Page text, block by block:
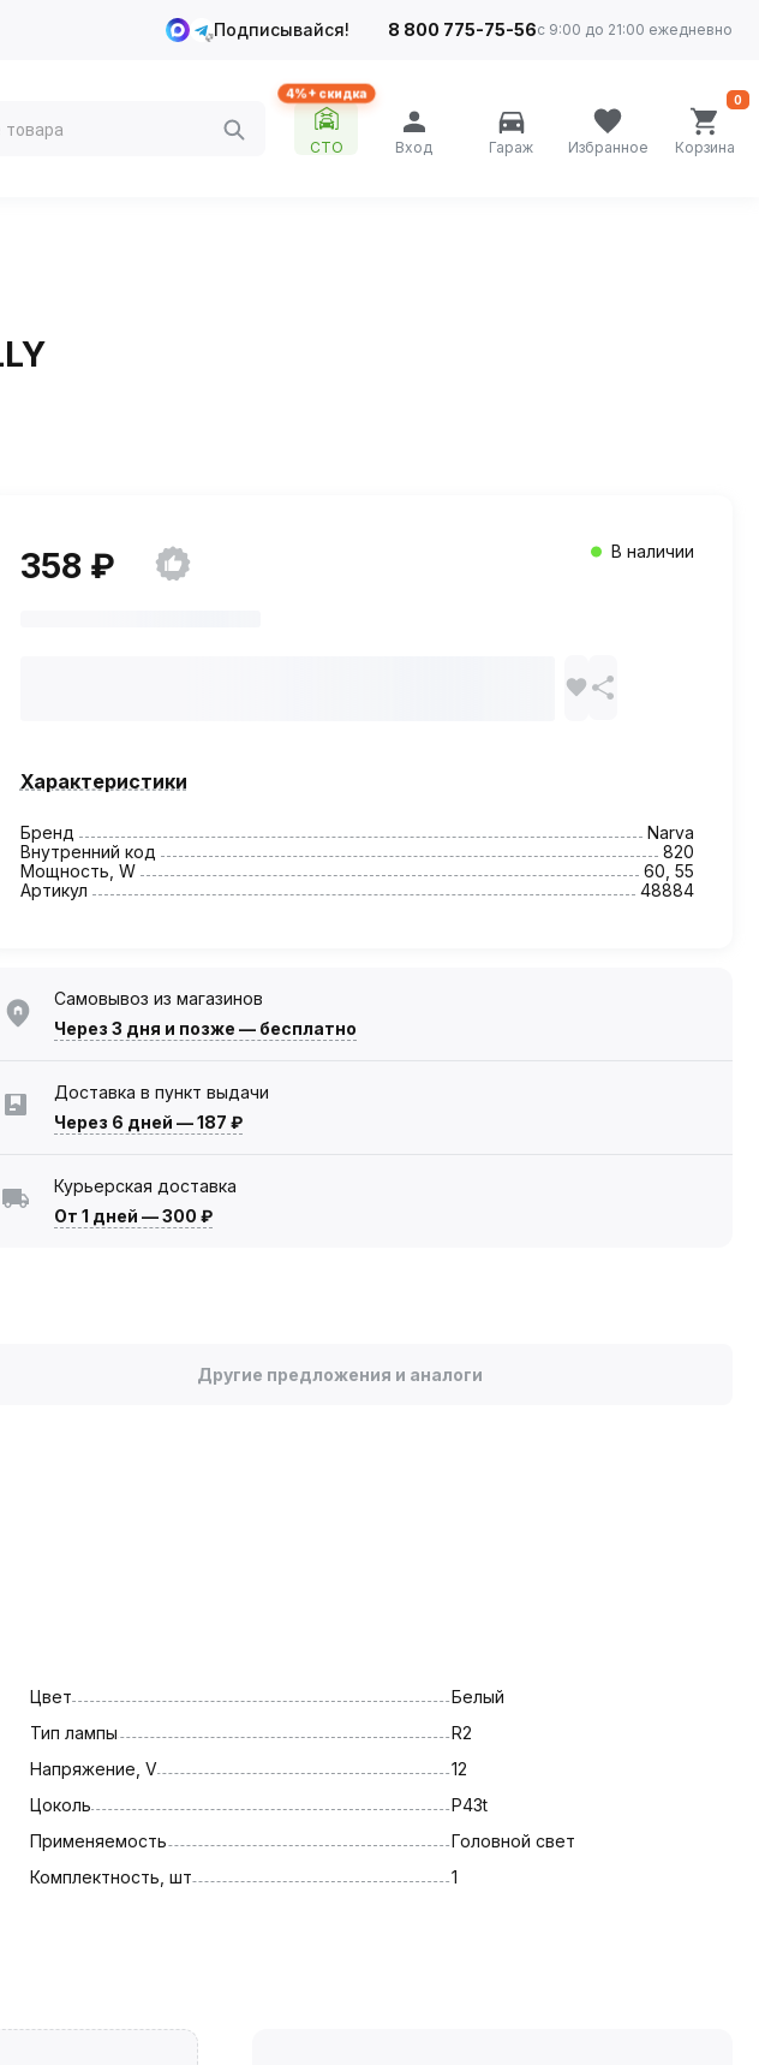
Подписывайся! 8 800 775-75-56с 9:00 до 21:00 ежедневно
4%+ скидка
СТО Вход Гараж Избранное Корзина
0
358 ₽ В наличии
Характеристики
Бренд
Narva
Внутренний код
820
Мощность, W
60, 55
Артикул
48884
Самовывоз из магазинов
Через 3 дня и позже — бесплатно
Доставка в пункт выдачи
Через 6 дней —187 ₽
Курьерская доставка
От 1 дней —300 ₽
Другие предложения и аналоги
Цвет
Белый
Тип лампы
R2
Напряжение, V
12
Цоколь
P43t
Применяемость
Головной свет
Комплектность, шт
1